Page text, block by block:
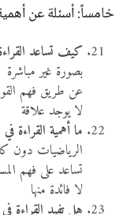
خامساً: أسئلة عن
كيف تساعد
بصورة غير مباشرة
عن طريق فهم
لا يوجد علاقة
ما أهمية القراءة
الرياضيات دون
تساعد على فهم
لا فائدة منها